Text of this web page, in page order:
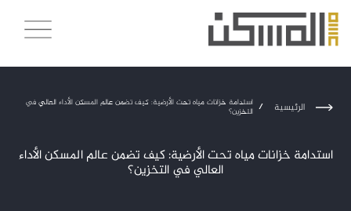
الرئيسية / استدامة خزانات مياه تحت الأرضية: كيف تضمن عالم المسكن الأداء العالي في
التخزين؟
استدامة خزانات مياه تحت الأرضية: كيف تضمن عالم المسكن الأداء
العالي في التخزين؟